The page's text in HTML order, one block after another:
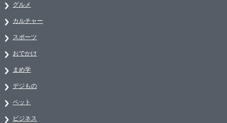
グルメ
カルチャー
スポーツ
おでかけ
まめ学
デジもの
ペット
ビジネス